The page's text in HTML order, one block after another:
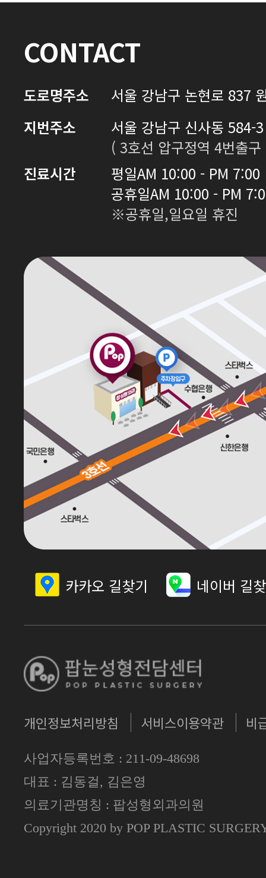
CONTACT
도로명주소
서울 강남구 논현로 837
지번주소
서울 강남구 신사동 584-
( 3호선 압구정역 4번출
진료시간
평일AM 10:00 - PM 7:00
공휴일AM 10:00 - PM
※공휴일,일요일 휴진
카카오 길찾기 네이버 길
개인정보처리방침 서비스이용약관 비
사업자등록번호 : 211-09-48698
대표 : 김동걸, 김은영
의료기관명칭 : 팝성형외과의원
Copyright 2020 by POP PLASTIC